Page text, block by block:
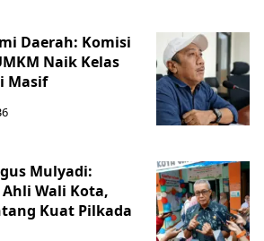
Daerah: Komisi
Naik Kelas
Masif
Mulyadi:
Wali Kota,
Kuat Pilkada